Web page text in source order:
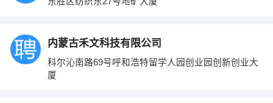
内蒙古禾文科技有限公司
科尔沁南路69号呼和浩特留学人园创业园创新创业大
厦